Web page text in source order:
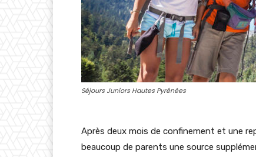
Séjours Juniors Hautes Pyrénées
Après deux mois de confinement et une
beaucoup de parents une source